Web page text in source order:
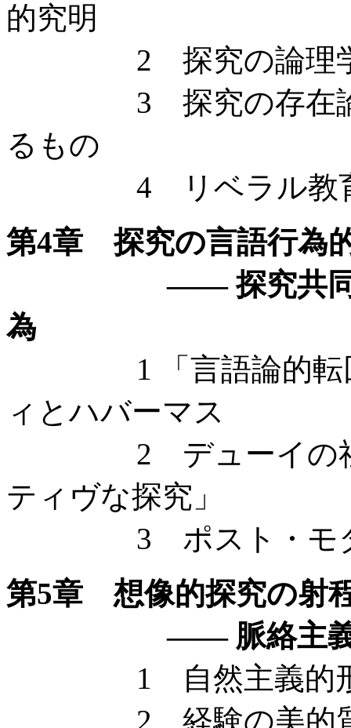
的究明
2 探究の論理学
3 探究の存在論的
るもの
4 リベラル教育の
第4章 探究の言語行為
—— 探究共同体と
為
1 「言語論的転回
ィとハバーマス
2 デューイの社会
ティヴな探究」
3 ポスト・モダン
第5章 想像的探究の射
—— 脈絡主義・美
1 自然主義的形而
2 経験の美的質